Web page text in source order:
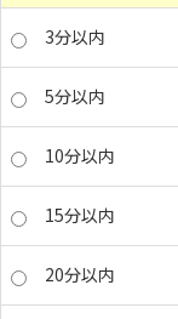
3分以内
5分以内
10分以内
15分以内
20分以内